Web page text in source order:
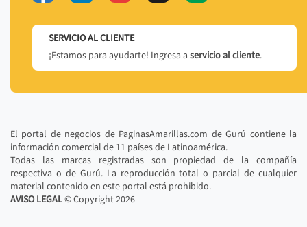
SERVICIO AL CLIENTE
¡Estamos para ayudarte! Ingresa a servicio al cliente.
El portal de negocios de PaginasAmarillas.com de Gurú contiene la
información comercial de 11 países de Latinoamérica.
Todas las marcas registradas son propiedad de la compañía
respectiva o de Gurú. La reproducción total o parcial de cualquier
material contenido en este portal está prohibido.
AVISO LEGAL© Copyright2026